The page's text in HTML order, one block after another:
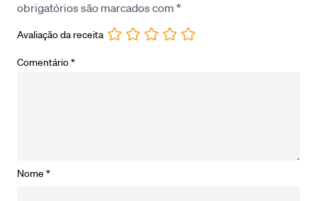
obrigatórios são marcados com *
Avaliação da receita
Comentário*
Nome *